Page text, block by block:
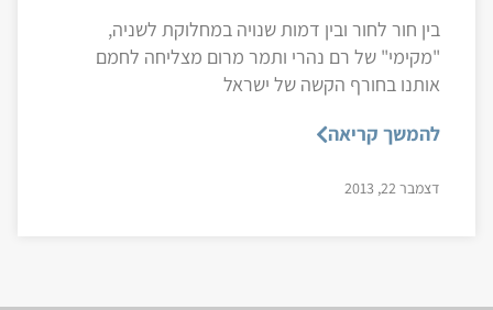
בין חור לחור ובין דמות שנויה במחלוקת לשניה,
"מקימי" של רם נהרי ותמר מרום מצליחה לחמם
אותנו בחורף הקשה של ישראל
להמשך קריאה
דצמבר 22, 2013